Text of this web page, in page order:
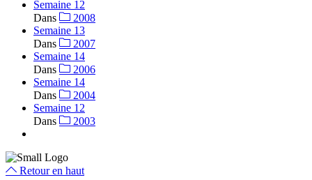
Semaine 12
Dans
2008
Semaine 13
Dans
2007
Semaine 14
Dans
2006
Semaine 14
Dans
2004
Semaine 12
Dans
2003
Retour en haut